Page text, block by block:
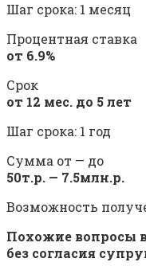
Шаг срока: 1 месяц
Процентная ставка
от 6.9%
Срок
от 12 мес. до 5 лет
Шаг срока: 1 год
Сумма от — до
50т.р. — 7.5млн.р.
Возможность
Похожие вопросы
без согласия